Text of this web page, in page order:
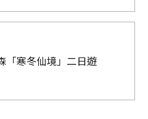
「寒冬仙境」二日遊